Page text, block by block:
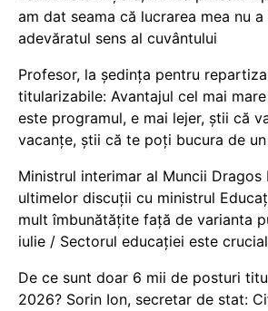
am dat seama că lucrarea mea nu
adevăratul sens al cuvântului
Profesor, la ședința pentru
titularizabile: Avantajul cel mai
este programul, e mai lejer, știi că
vacanţe, știi că te poți bucura de
Ministrul interimar al Muncii Dragos
ultimelor discuții cu ministrul
mult îmbunătățite față de varianta
iulie / Sectorul educației este crucial
De ce sunt doar 6 mii de posturi
2026? Sorin Ion, secretar de stat: